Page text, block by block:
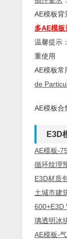
AE模板背
多AE模板
温馨提示
重使用
AE模板常
de
AE模板合
E3D
AE模板-
循环纹理
E3D材质
土城市建
600+E3D
璃透明冰
AE模板-